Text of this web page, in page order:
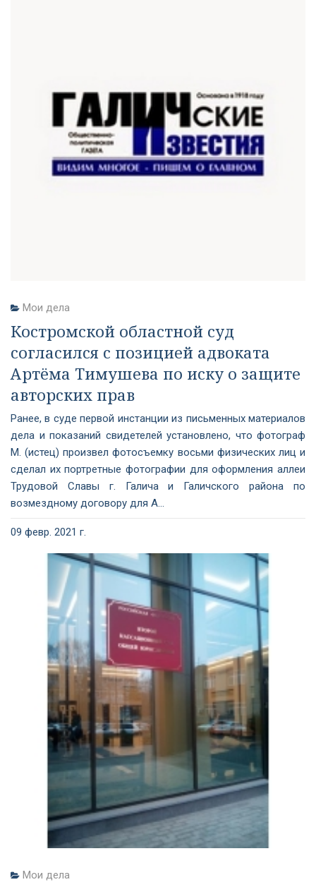
Мои дела
Костромской областной суд
согласился с позицией адвоката
Артёма Тимушева по иску о защите
авторских прав
Ранее, в суде первой инстанции из письменных материалов
дела и показаний свидетелей установлено, что фотограф
М. (истец) произвел фотосъемку восьми физических лиц и
сделал их портретные фотографии для оформления аллеи
Трудовой Славы г. Галича и Галичского района по
возмездному договору для А...
09 февр. 2021 г.
Мои дела